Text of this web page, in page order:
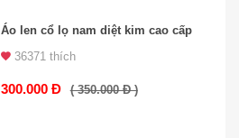
Áo len cổ lọ nam diệt kim cao cấp
36371 thích
300.000 Đ ( 350.000 Đ )